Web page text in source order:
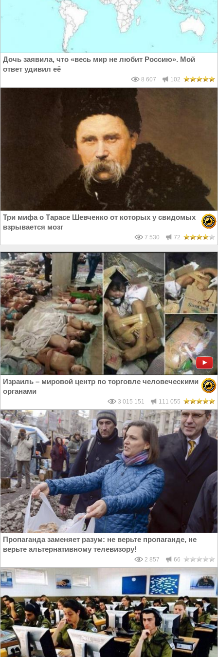
Дочь заявила, что «весь мир не любит Россию». Мой
ответ удивил её
8 607 102
Три мифа о Тарасе Шевченко от которых у свидомых
взрывается мозг
7 530 72
Израиль – мировой центр по торговле человеческими
органами
3 015 151 111 055
Пропаганда заменяет разум: не верьте пропаганде, не
верьте альтернативному телевизору!
2 857 66